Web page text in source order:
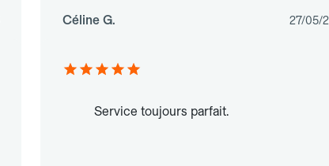
Céline G. 27/05/
Service toujours parfait.